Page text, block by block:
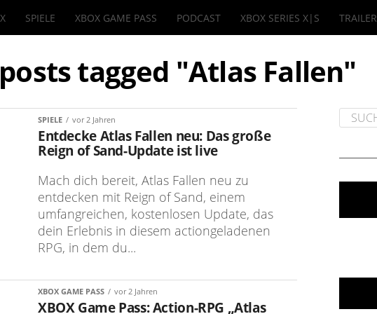
SPIELE XBOX GAME PASS PODCAST XBOX SERIES X|S TRAILER
tagged "Atlas Fallen"
SPIELE vor 2 Jahren
Entdecke Atlas Fallen neu: Das große
Reign of Sand-Update ist live
Mach dich bereit, Atlas Fallen neu zu
entdecken mit Reign of Sand, einem
umfangreichen, kostenlosen Update, das
dein Erlebnis in diesem actiongeladenen
RPG, in dem du...
XBOX GAME PASS vor 2 Jahren
XBOX Game Pass: Action-RPG „Atlas